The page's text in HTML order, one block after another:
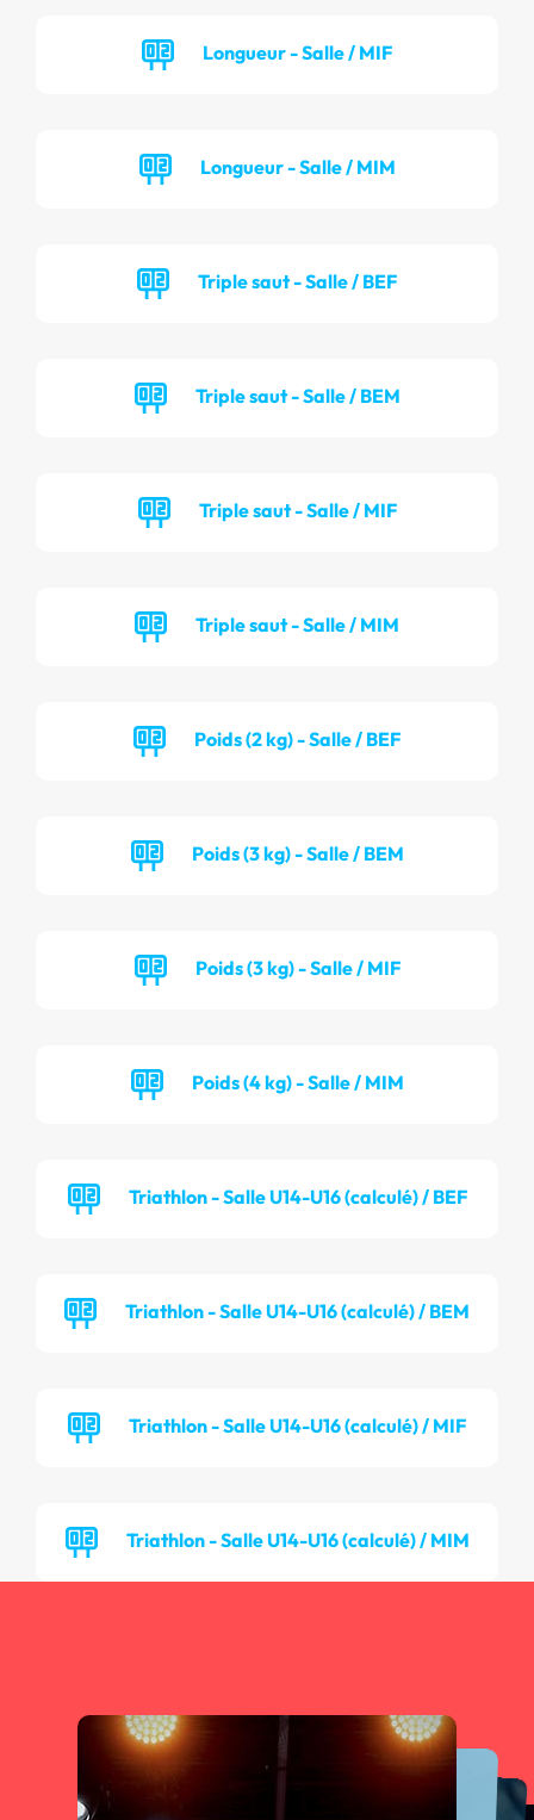
Longueur - Salle / MIF
Longueur - Salle / MIM
Triple saut - Salle / BEF
Triple saut - Salle / BEM
Triple saut - Salle / MIF
Triple saut - Salle / MIM
Poids (2 kg) - Salle / BEF
Poids (3 kg) - Salle / BEM
Poids (3 kg) - Salle / MIF
Poids (4 kg) - Salle / MIM
Triathlon - Salle U14-U16 (calculé) / BEF
Triathlon - Salle U14-U16 (calculé) / BEM
Triathlon - Salle U14-U16 (calculé) / MIF
Triathlon - Salle U14-U16 (calculé) / MIM